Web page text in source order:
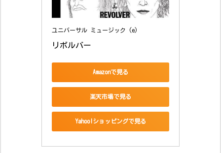
ユニバーサル ミュージック (e)
リボルバー
Amazonで見る
楽天市場で見る
Yahoo!ショッピングで見る